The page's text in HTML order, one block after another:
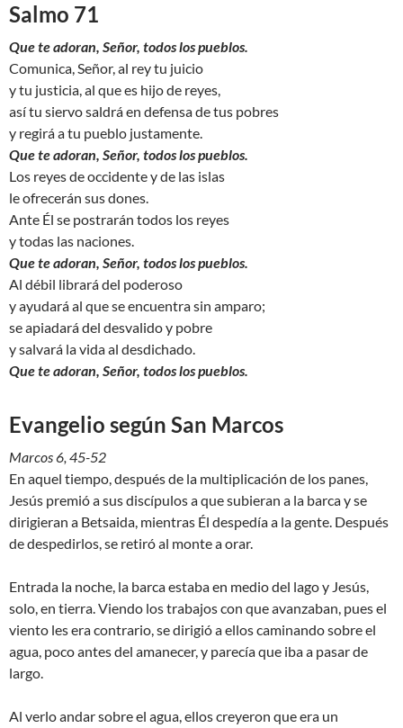
Salmo 71
Que te adoran, Señor, todos los pueblos.
Comunica, Señor, al rey tu juicio
y tu justicia, al que es hijo de reyes,
así tu siervo saldrá en defensa de tus pobres
y regirá a tu pueblo justamente.
Que te adoran, Señor, todos los pueblos.
Los reyes de occidente y de las islas
le ofrecerán sus dones.
Ante Él se postrarán todos los reyes
y todas las naciones.
Que te adoran, Señor, todos los pueblos.
Al débil librará del poderoso
y ayudará al que se encuentra sin amparo;
se apiadará del desvalido y pobre
y salvará la vida al desdichado.
Que te adoran, Señor, todos los pueblos.
Evangelio según San Marcos
Marcos 6, 45-52
En aquel tiempo, después de la multiplicación de los panes,
Jesús premió a sus discípulos a que subieran a la barca y se
dirigieran a Betsaida, mientras Él despedía a la gente. Después
de despedirlos, se retiró al monte a orar.
Entrada la noche, la barca estaba en medio del lago y Jesús,
solo, en tierra. Viendo los trabajos con que avanzaban, pues el
viento les era contrario, se dirigió a ellos caminando sobre el
agua, poco antes del amanecer, y parecía que iba a pasar de
largo.
Al verlo andar sobre el agua, ellos creyeron que era un